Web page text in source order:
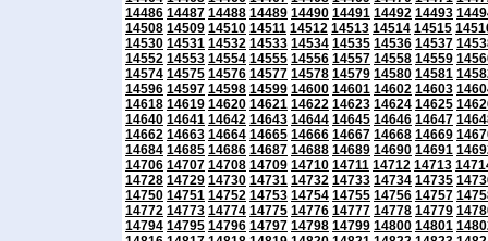
14486 14487 14488 14489 14490 14491 14492 14493
14508 14509 14510 14511 14512 14513 14514 14515
14530 14531 14532 14533 14534 14535 14536 14537
14552 14553 14554 14555 14556 14557 14558 14559
14574 14575 14576 14577 14578 14579 14580 14581
14596 14597 14598 14599 14600 14601 14602 14603
14618 14619 14620 14621 14622 14623 14624 14625
14640 14641 14642 14643 14644 14645 14646 14647
14662 14663 14664 14665 14666 14667 14668 14669
14684 14685 14686 14687 14688 14689 14690 14691
14706 14707 14708 14709 14710 14711 14712 14713
14728 14729 14730 14731 14732 14733 14734 14735
14750 14751 14752 14753 14754 14755 14756 14757
14772 14773 14774 14775 14776 14777 14778 14779
14794 14795 14796 14797 14798 14799 14800 14801